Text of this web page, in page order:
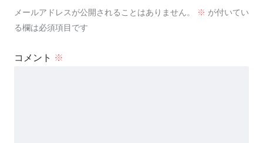
メールアドレスが公開されることはありません。 ※ が付いてい
る欄は必須項目です
コメント ※